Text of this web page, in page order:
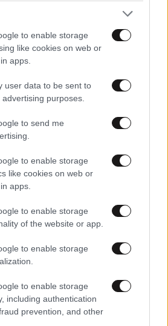
to enable storage
like cookies on web or
apps.
user data to be sent to
purposes.
to send me
to enable storage
like cookies on web or
apps.
to enable storage
of the website or app.
to enable storage
to enable storage
including authentication
prevention, and other
13:02
αυτό έγινε από ζήλεια γκέι
κατάλαβα ότι περί σεξ
αυτός ο άνθρωπος.και λέει